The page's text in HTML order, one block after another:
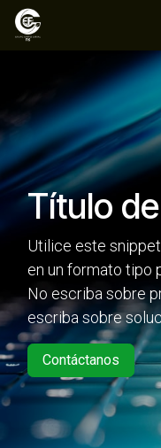
Ir al contenido
Título
Utilice este
en un formato tipo
No escriba sobre
escriba sobre
Contáctanos